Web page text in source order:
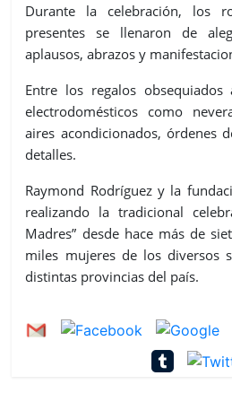
Durante la celebración, los
presentes se llenaron de
aplausos, abrazos y
Entre los regalos obsequiados
electrodomésticos como
aires acondicionados, órdenes
detalles.
Raymond Rodríguez y la
realizando la tradicional
Madres” desde hace más de
miles mujeres de los diversos
distintas provincias del país.